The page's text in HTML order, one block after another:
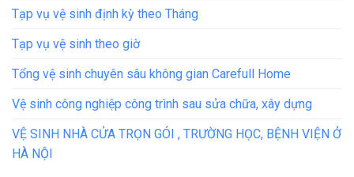
Tạp vụ vệ sinh định kỳ theo Tháng
Tạp vụ vệ sinh theo giờ
Tổng vệ sinh chuyên sâu không gian Carefull Home
Vệ sinh công nghiệp công trình sau sửa chữa, xây dựng
VỆ SINH NHÀ CỬA TRỌN GÓI , TRƯỜNG HỌC, BỆNH VIỆN Ở
HÀ NỘI